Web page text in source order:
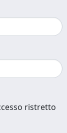
ristretto